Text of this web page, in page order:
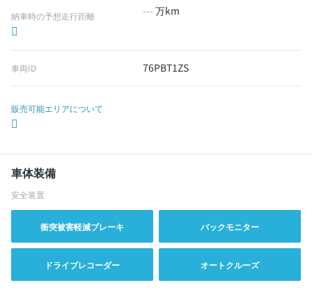
納車時の予想走行距離 --- 万km
車両ID 76PBT1ZS
販売可能エリアについて
車体装備
安全装置
衝突被害軽減ブレーキ バックモニター
ドライブレコーダー オートクルーズ